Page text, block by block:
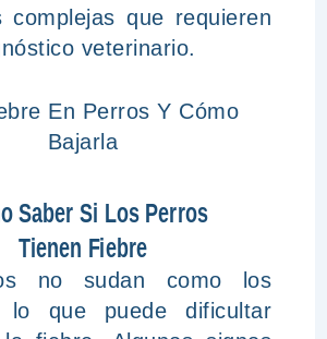
complejas que requieren
veterinario.
Saber Si Los Perros
Tienen Fiebre
no sudan como los
lo que puede dificultar